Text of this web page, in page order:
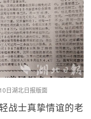
日湖北日报版面
战士真挚情谊的老